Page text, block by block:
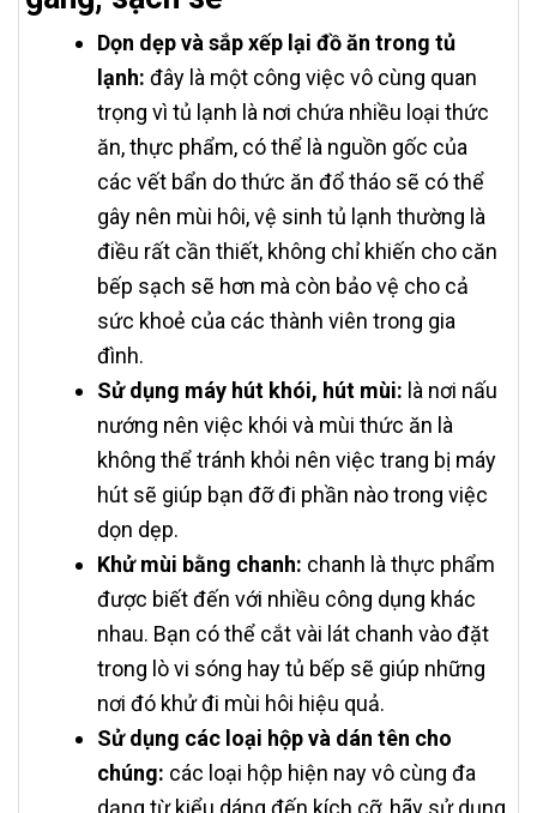
Dọn dẹp và sắp xếp lại đồ ăn trong tủ
lạnh: đây là một công việc vô cùng quan
trọng vì tủ lạnh là nơi chứa nhiều loại thức
ăn, thực phẩm, có thể là nguồn gốc của
các vết bẩn do thức ăn đổ tháo sẽ có thể
gây nên mùi hôi, vệ sinh tủ lạnh thường là
điều rất cần thiết, không chỉ khiến cho căn
bếp sạch sẽ hơn mà còn bảo vệ cho cả
sức khoẻ của các thành viên trong gia
đình.
Sử dụng máy hút khói, hút mùi: là nơi nấu
nướng nên việc khói và mùi thức ăn là
không thể tránh khỏi nên việc trang bị máy
hút sẽ giúp bạn đỡ đi phần nào trong việc
dọn dẹp.
Khử mùi bằng chanh: chanh là thực phẩm
được biết đến với nhiều công dụng khác
nhau. Bạn có thể cắt vài lát chanh vào đặt
trong lò vi sóng hay tủ bếp sẽ giúp những
nơi đó khử đi mùi hôi hiệu quả.
Sử dụng các loại hộp và dán tên cho
chúng: các loại hộp hiện nay vô cùng đa